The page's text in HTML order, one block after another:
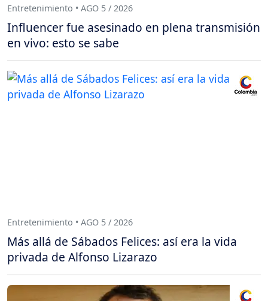
Entretenimiento • AGO 5 / 2026
Influencer fue asesinado en plena transmisión
en vivo: esto se sabe
Entretenimiento • AGO 5 / 2026
Más allá de Sábados Felices: así era la vida
privada de Alfonso Lizarazo